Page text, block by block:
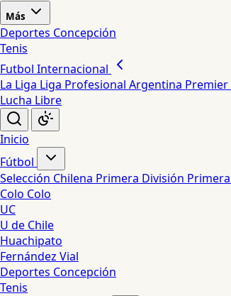
Más
Deportes Concepción
Tenis
Futbol Internacional
La Liga Liga Profesional Argentina Premier
Lucha Libre
Inicio
Fútbol
Selección Chilena Primera División
Colo Colo
UC
U de Chile
Huachipato
Fernández Vial
Deportes Concepción
Tenis